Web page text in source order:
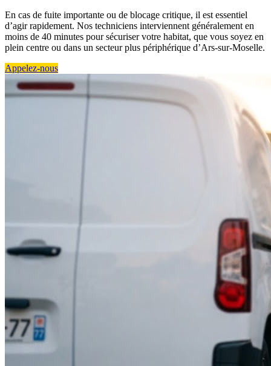
En cas de fuite importante ou de blocage critique, il est essentiel
d’agir rapidement. Nos techniciens interviennent généralement en
moins de 40 minutes pour sécuriser votre habitat, que vous soyez en
plein centre ou dans un secteur plus périphérique d’Ars-sur-Moselle.
Appelez-nous